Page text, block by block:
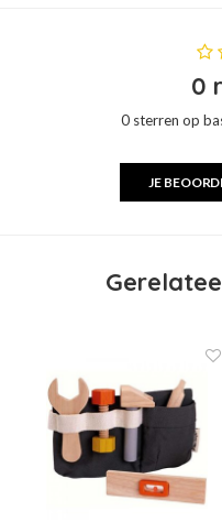
0
0 sterren op
JE